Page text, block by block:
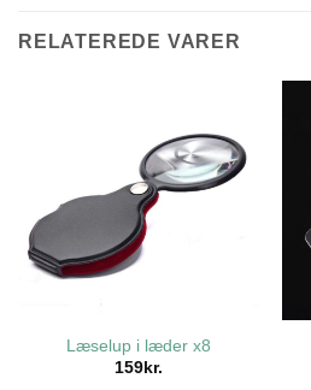
RELATEREDE VARER
Læselup i læder x8
159kr.